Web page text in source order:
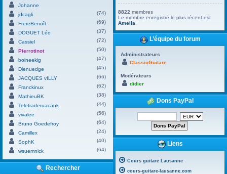
Johanne
jdcagli
(74)
FrereBenoît
(69)
DOGUET Léo
(37)
Cassiel
(72)
Pierrotinot
(50)
boineekig
(47)
Dienuedge
(45)
JACQUES vILLY
(66)
Franckinux
(62)
MathieuBK
(38)
Teletraderuacank
(44)
vivalee
(56)
Bruno Goedefroy
(64)
Camillex
(24)
SophK
(40)
wsuemnick
(64)
Rechercher
8822 membres
Le membre enregistré le plus récent est
Amelia
L’équipe du forum
Administrateurs
ClassicGuitare
Modérateurs
didier
Dons PayPal
Liens
Cours guitare Lausanne
cours-guitare-lausanne.com